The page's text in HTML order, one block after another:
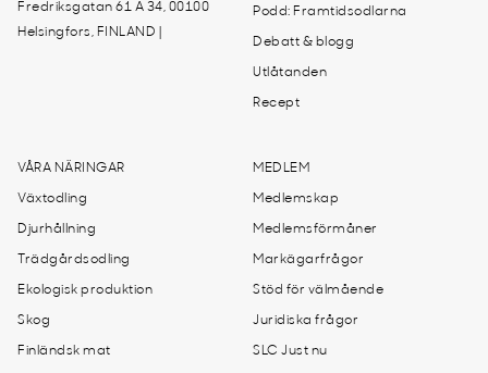
Fredriksgatan 61 A 34, 00100
Helsingfors, FINLAND |
Podd: Framtidsodlarna
Debatt & blogg
Utlåtanden
Recept
VÅRA NÄRINGAR
Växtodling
Djurhållning
Trädgårdsodling
Ekologisk produktion
Skog
Finländsk mat
MEDLEM
Medlemskap
Medlemsförmåner
Markägarfrågor
Stöd för välmående
Juridiska frågor
SLC Just nu